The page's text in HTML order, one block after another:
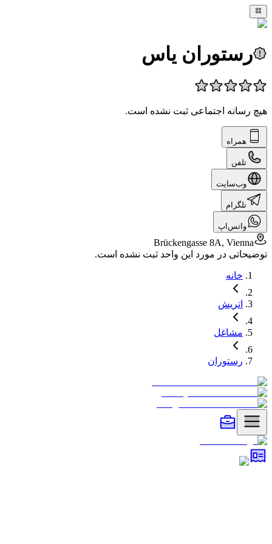
رستوران یاس
هیچ رسانه اجتماعی ثبت نشده است.
همراه
تلفن
وب‌سایت
تلگرام
واتس‌اپ
Brückengasse 8A, Vienna
توضیحاتی در مورد این واحد ثبت نشده است.
خانه
اتریش
مشاغل
رستوران